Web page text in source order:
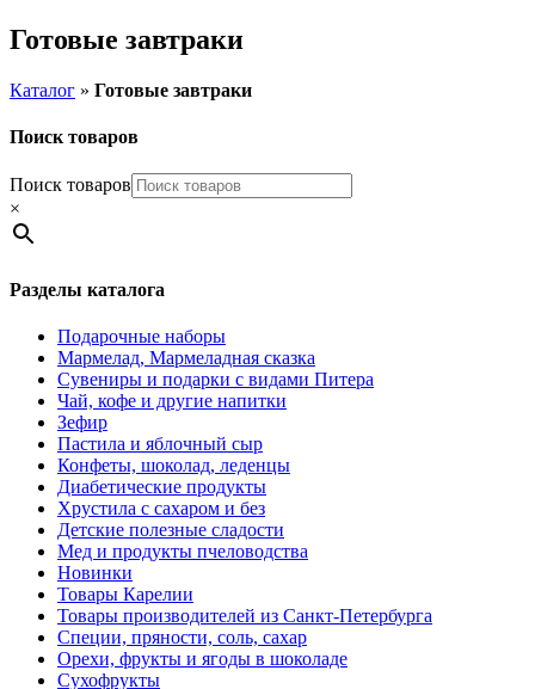
Готовые завтраки
Каталог » Готовые завтраки
Поиск товаров
Поиск товаров
×
Разделы каталога
Подарочные наборы
Мармелад, Мармеладная сказка
Сувениры и подарки с видами Питера
Чай, кофе и другие напитки
Зефир
Пастила и яблочный сыр
Конфеты, шоколад, леденцы
Диабетические продукты
Хрустила с сахаром и без
Детские полезные сладости
Мед и продукты пчеловодства
Новинки
Товары Карелии
Товары производителей из Санкт-Петербурга
Специи, пряности, соль, сахар
Орехи, фрукты и ягоды в шоколаде
Сухофрукты